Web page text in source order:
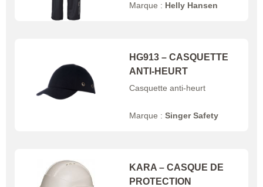
Marque : Helly Hansen
HG913 – CASQUETTE
ANTI-HEURT
Casquette anti-heurt
Marque :Singer Safety
KARA – CASQUE DE
PROTECTION